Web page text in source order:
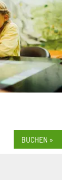
BUCHEN »